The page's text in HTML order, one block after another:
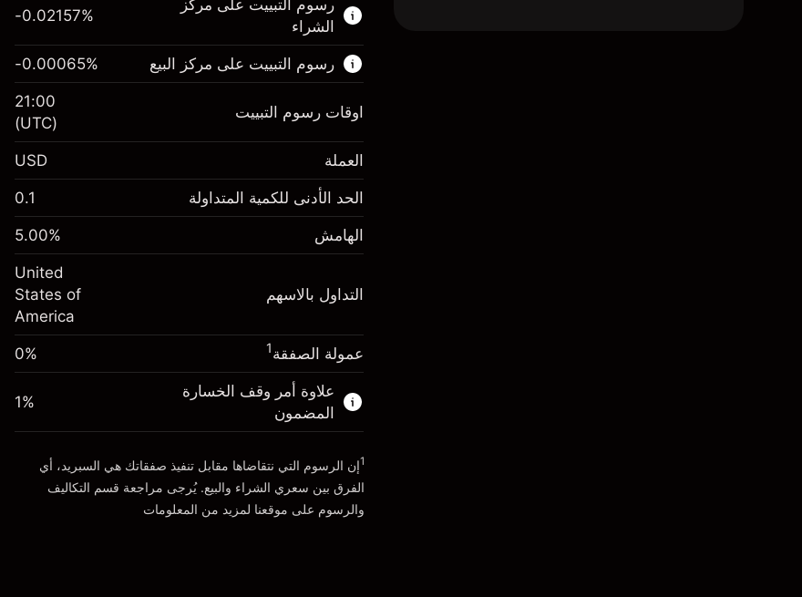
اعرف المزيد عن:
عقود الفروقات
رسوم التبييت على مركز
الشراء
$1,000.00
رسم المبيت
-0.021568
(-$4.31)
الذهاب إلى المنصة
-0.02157%
رسوم التبييت على مركز البيع
الهامش. استثمارك $1,000.00
رسم المبيت
-0.000654
(-$0.13)
حجم التداول مع الرافعة المالية ~ $
الذهاب إلى المنصة
-0.00065%
اوقات رسوم التبييت
21:00
(UTC)
العملة USD
الحد الأدنى للكمية المتداولة 0.1
الهامش 5.00%
التداول بالاسهم
United
States of
America
عمولة الصفقة1
0%
علاوة أمر وقف الخسارة
المضمون
1%
1إن الرسوم التي نتقاضاها مقابل تنفيذ صفقاتك هي السبريد، أي
الفرق بين سعري الشراء والبيع. يُرجى مراجعة قسم التكاليف
والرسوم على موقعنا لمزيد من المعلومات